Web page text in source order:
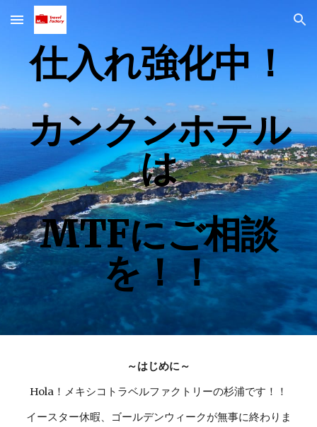
Skip to main content Skip to navigation
仕入れ強化中！
カンクンホテル
は
MTFにご相談
を！！
～はじめに～
Hola！メキシコトラベルファクトリーの杉浦です！！
イースター休暇、ゴールデンウィークが無事に終わりま